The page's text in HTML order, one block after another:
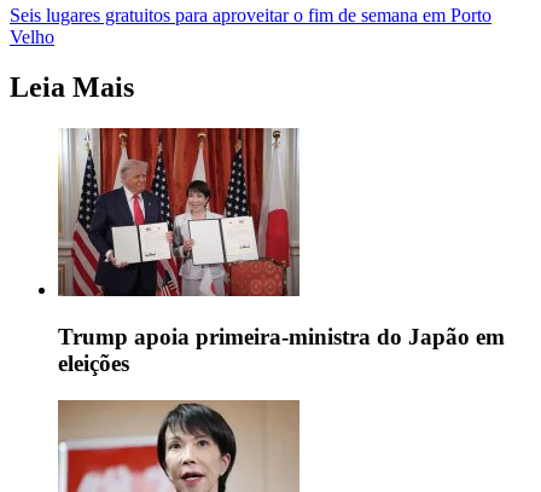
Seis lugares gratuitos para aproveitar o fim de semana em Porto
Velho
Leia Mais
Trump apoia primeira-ministra do Japão em
eleições